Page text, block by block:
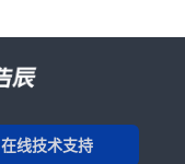
在线技术支持